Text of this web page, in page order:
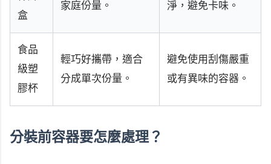
盒
家庭份量。
淨，避免卡味。
食品
級塑
膠杯
輕巧好攜帶，適合
分成單次份量。
避免使用刮傷嚴重
或有異味的容器。
分裝前容器要怎麼處理？